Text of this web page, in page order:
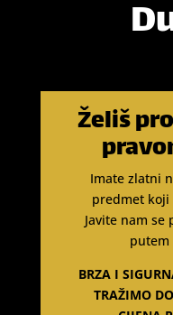
Želiš
Imate zlatni
predmet
Javite nam se
putem
BRZA I
TRAŽIMO